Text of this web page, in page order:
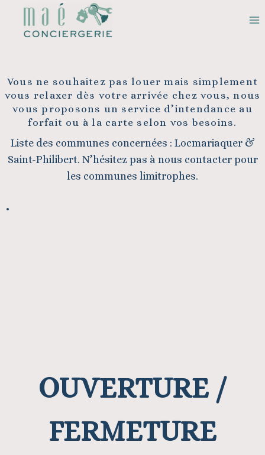
contenu
Vous ne souhaitez pas louer mais simplement
vous relaxer dès votre arrivée chez vous, nous
vous proposons un service d’intendance au
forfait ou à la carte selon vos besoins.
Liste des communes concernées : Locmariaquer &
Saint-Philibert. N’hésitez pas à nous contacter pour
les communes limitrophes.
OUVERTURE /
FERMETURE